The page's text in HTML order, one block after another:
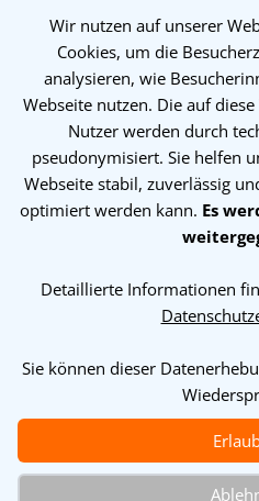
Über uns
Über uns
Support
Systemstatus
Impressum
AGB
Wir nutzen auf unserer
Cookies, um die
analysieren, wie
Webseite nutzen. Die auf
Nutzer werden durch
pseudonymisiert. Sie helfen
Webseite stabil, zuverlässig
optimiert werden kann. Es
Detaillierte Informationen
Sie können dieser